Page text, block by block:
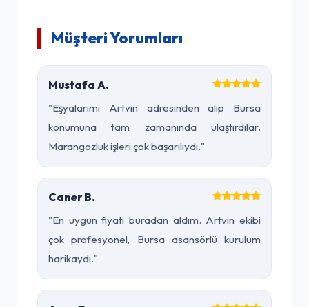
Müşteri Yorumları
Mustafa A.
"Eşyalarımı Artvin adresinden alıp Bursa
konumuna tam zamanında ulaştırdılar.
Marangozluk işleri çok başarılıydı."
Caner B.
"En uygun fiyatı buradan aldım. Artvin ekibi
çok profesyonel, Bursa asansörlü kurulum
harikaydı."